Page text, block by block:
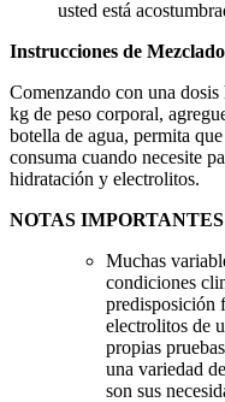
usted está
Instrucciones de Mezclado
Comenzando con una
kg de peso corporal,
botella de agua, permita
consuma cuando necesite
hidratación y electrolitos.
NOTAS
Muchas
condiciones
predisposición
electrolitos de
propias
una variedad
son sus